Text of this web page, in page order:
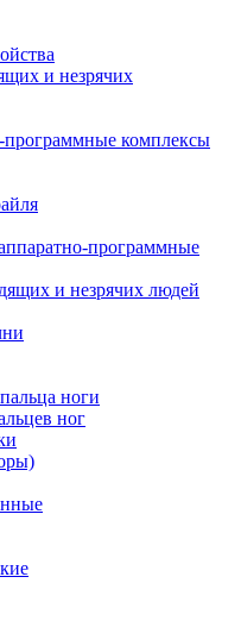
и незрячих
комплексы
программные
и незрячих людей
ноги
ног